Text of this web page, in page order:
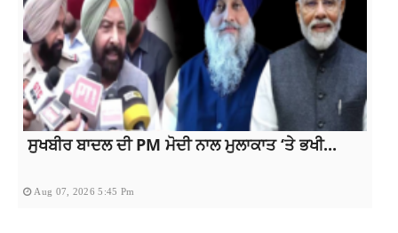
ਸੁਖਬੀਰ ਬਾਦਲ ਦੀ PM ਮੋਦੀ ਨਾਲ ਮੁਲਾਕਾਤ ‘ਤੇ ਭਖੀ...
Aug 07, 2026 5:45 Pm